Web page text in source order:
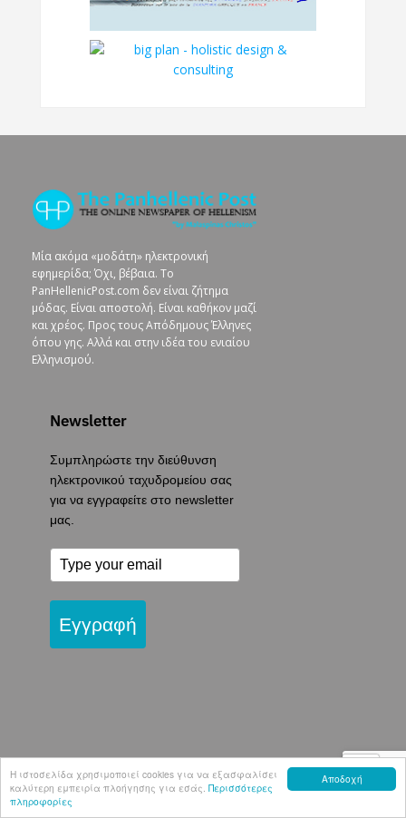
Αποδοχή
Η ιστοσελίδα χρησιμοποιεί cookies για να εξασφαλίσει
καλύτερη εμπειρία πλοήγησης για εσάς. Περισσότερες
πληροφορίες
Μία ακόμα «μοδάτη» ηλεκτρονική
εφημερίδα; Όχι, βέβαια. To
PanHellenicPost.com δεν είναι ζήτημα
μόδας. Είναι αποστολή. Είναι καθήκον μαζί
και χρέος. Προς τους Απόδημους Έλληνες
όπου γης. Αλλά και στην ιδέα του ενιαίου
Ελληνισμού.
Newsletter
Συμπληρώστε την διεύθυνση
ηλεκτρονικού ταχυδρομείου σας
για να εγγραφείτε στο newsletter
μας.
Εγγραφή